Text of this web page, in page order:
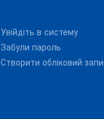
Увійдіть в систему
Забули пароль
Створити обліковий